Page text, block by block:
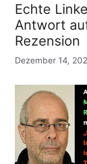
Echte
Antwort
Rezension
Dezember 14,